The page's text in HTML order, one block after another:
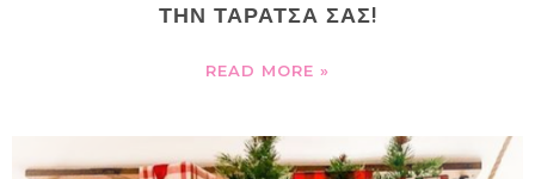
ΤΗΝ ΤΑΡΑΤΣΑ ΣΑΣ!
READ MORE »